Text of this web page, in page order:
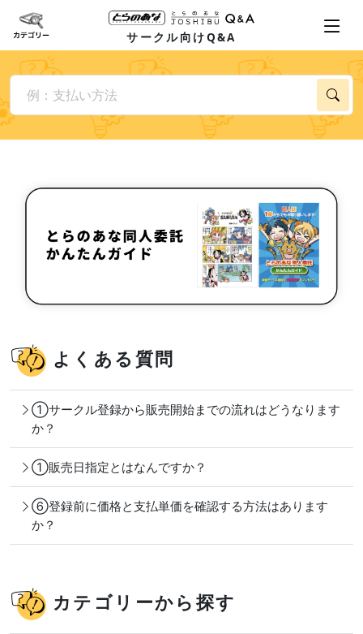
サークル向けQ&A
よくある質問
①サークル登録から販売開始までの流れはどうなります
か？
①販売日指定とはなんですか？
⑥登録前に価格と支払単価を確認する方法はあります
か？
カテゴリーから探す